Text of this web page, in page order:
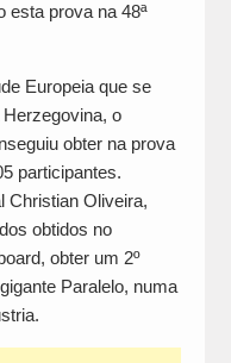
esta prova na 48ª
Europeia que se
o
obter na prova
participantes.
Christian Oliveira,
obtidos no
obter um 2º
Paralelo, numa